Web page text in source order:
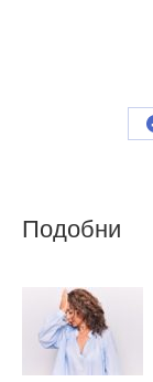
Подобни